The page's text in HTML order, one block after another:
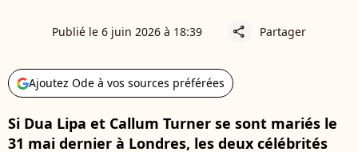
Publié le 6 juin 2026 à 18:39 share Partager
Ajoutez Ode à vos sources préférées
Si Dua Lipa et Callum Turner se sont mariés le
31 mai dernier à Londres, les deux célébrités